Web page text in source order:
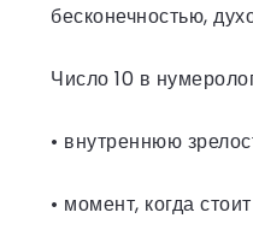
бесконечностью,
Число 10 в
• внутреннюю
• момент, когда